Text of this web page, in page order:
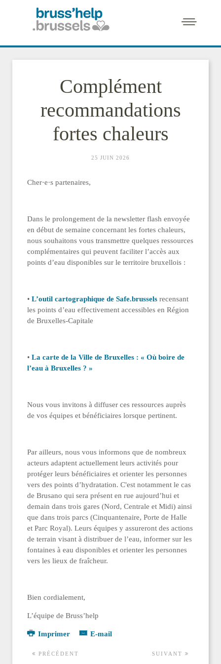
Complément
recommandations
fortes chaleurs
25 JUIN 2026
Cher·e·s partenaires,
Dans le prolongement de la newsletter flash envoyée
en début de semaine concernant les fortes chaleurs,
nous souhaitons vous transmettre quelques ressources
complémentaires qui peuvent faciliter l’accès aux
points d’eau disponibles sur le territoire bruxellois :
• L’outil cartographique de Safe.brussels recensant
les points d’eau effectivement accessibles en Région
de Bruxelles-Capitale
• La carte de la Ville de Bruxelles : « Où boire de
l’eau à Bruxelles ? »
Nous vous invitons à diffuser ces ressources auprès
de vos équipes et bénéficiaires lorsque pertinent.
Par ailleurs, nous vous informons que de nombreux
acteurs adaptent actuellement leurs activités pour
protéger leurs bénéficiaires et orienter les personnes
vers des points d’hydratation. C'est notamment le cas
de Brusano qui sera présent en rue aujourd’hui et
demain dans trois gares (Nord, Centrale et Midi) ainsi
que dans trois parcs (Cinquantenaire, Porte de Halle
et Parc Royal). Leurs équipes y assureront des actions
de terrain visant à distribuer de l’eau, informer sur les
fontaines à eau disponibles et orienter les personnes
vers les lieux de fraîcheur.
Bien cordialement,
L’équipe de Bruss’help
Imprimer E-mail
PRÉCÉDENT SUIVANT